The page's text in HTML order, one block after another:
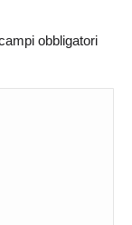
obbligatori